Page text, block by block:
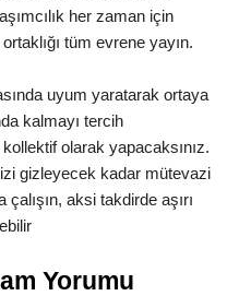
her zaman için
tüm evrene yayın.
uyum yaratarak ortaya
kalmayı tercih
olarak yapacaksınız.
gizleyecek kadar mütevazi
aksi takdirde aşırı
Yorumu